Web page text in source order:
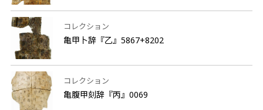
コレクション
亀甲卜辞『乙』5867+8202
コレクション
亀腹甲刻辞『丙』0069